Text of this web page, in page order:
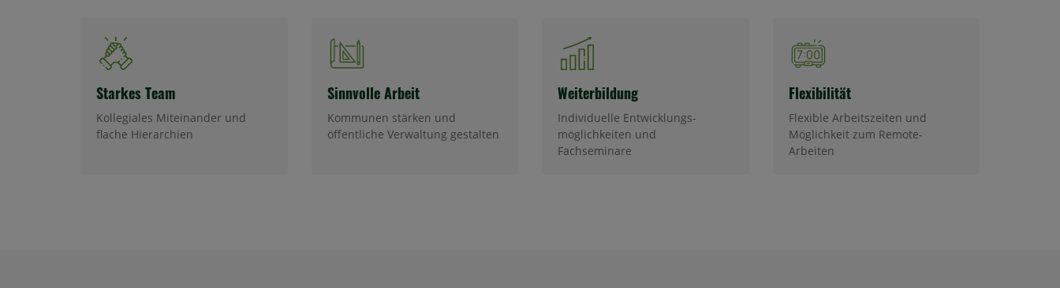
Starkes Team
Kollegiales Miteinander und
flache Hierarchien
Sinnvolle Arbeit
Kommunen stärken und
öffentliche Verwaltung gestalten
Weiterbildung
Individuelle Entwicklungs-
möglichkeiten und
Fachseminare
Flexibilität
Flexible Arbeitszeiten und
Möglichkeit zum Remote-
Arbeiten